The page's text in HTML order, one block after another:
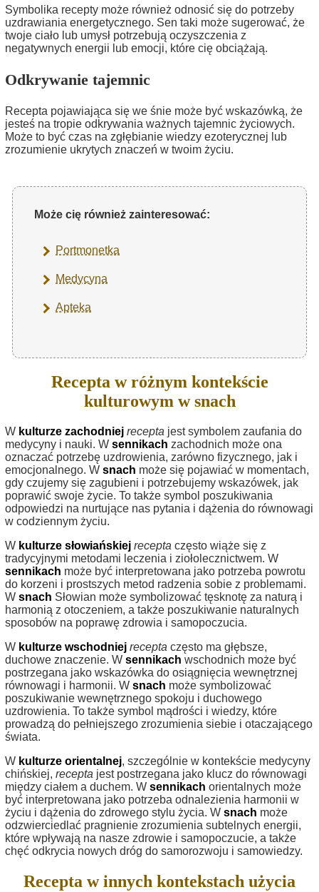
Symbolika recepty może również odnosić się do potrzeby
uzdrawiania energetycznego. Sen taki może sugerować, że
twoje ciało lub umysł potrzebują oczyszczenia z
negatywnych energii lub emocji, które cię obciążają.
Odkrywanie tajemnic
Recepta pojawiająca się we śnie może być wskazówką, że
jesteś na tropie odkrywania ważnych tajemnic życiowych.
Może to być czas na zgłębianie wiedzy ezoterycznej lub
zrozumienie ukrytych znaczeń w twoim życiu.
Może cię również zainteresować:
Portmonetka
Medycyna
Apteka
Recepta w różnym kontekście
kulturowym w snach
W kulturze zachodniej recepta jest symbolem zaufania do
medycyny i nauki. W sennikach zachodnich może ona
oznaczać potrzebę uzdrowienia, zarówno fizycznego, jak i
emocjonalnego. W snach może się pojawiać w momentach,
gdy czujemy się zagubieni i potrzebujemy wskazówek, jak
poprawić swoje życie. To także symbol poszukiwania
odpowiedzi na nurtujące nas pytania i dążenia do równowagi
w codziennym życiu.
W kulturze słowiańskiej recepta często wiąże się z
tradycyjnymi metodami leczenia i ziołolecznictwem. W
sennikach może być interpretowana jako potrzeba powrotu
do korzeni i prostszych metod radzenia sobie z problemami.
W snach Słowian może symbolizować tęsknotę za naturą i
harmonią z otoczeniem, a także poszukiwanie naturalnych
sposobów na poprawę zdrowia i samopoczucia.
W kulturze wschodniej recepta często ma głębsze,
duchowe znaczenie. W sennikach wschodnich może być
postrzegana jako wskazówka do osiągnięcia wewnętrznej
równowagi i harmonii. W snach może symbolizować
poszukiwanie wewnętrznego spokoju i duchowego
uzdrowienia. To także symbol mądrości i wiedzy, które
prowadzą do pełniejszego zrozumienia siebie i otaczającego
świata.
W kulturze orientalnej, szczególnie w kontekście medycyny
chińskiej, recepta jest postrzegana jako klucz do równowagi
między ciałem a duchem. W sennikach orientalnych może
być interpretowana jako potrzeba odnalezienia harmonii w
życiu i dążenia do zdrowego stylu życia. W snach może
odzwierciedlać pragnienie zrozumienia subtelnych energii,
które wpływają na nasze zdrowie i samopoczucie, a także
chęć odkrycia nowych dróg do samorozwoju i samowiedzy.
Recepta w innych kontekstach użycia